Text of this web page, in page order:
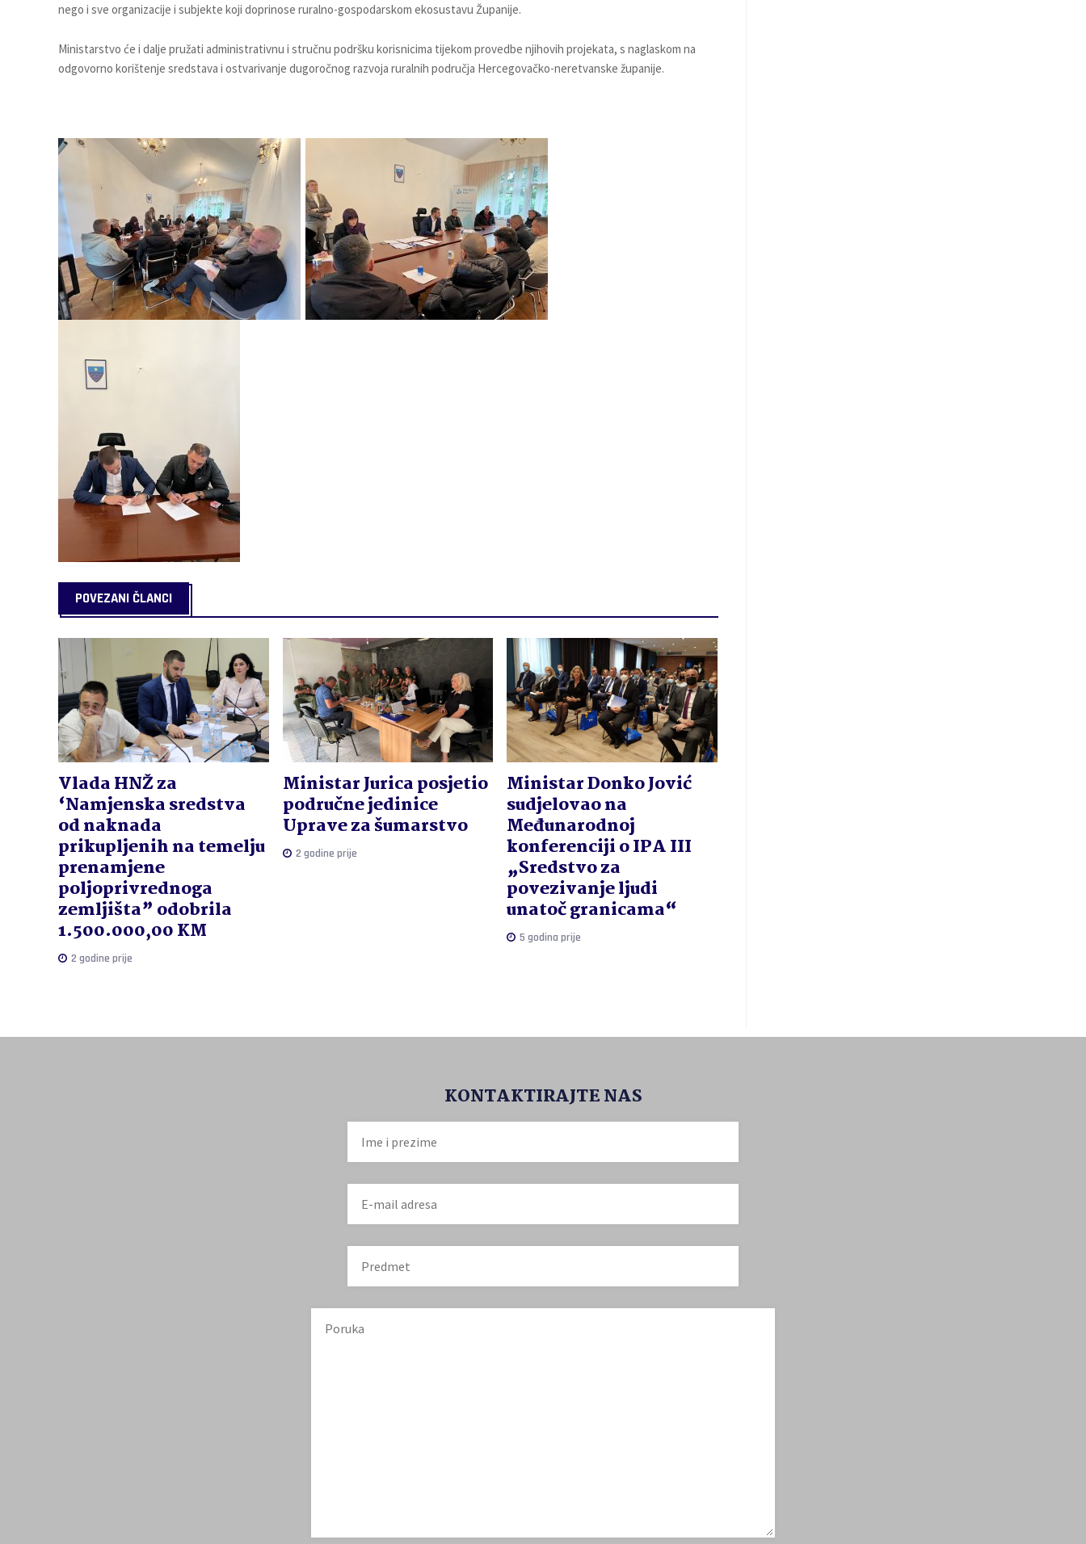
nego i sve organizacije i subjekte koji doprinose ruralno-gospodarskom ekosustavu Županije.
Ministarstvo će i dalje pružati administrativnu i stručnu podršku korisnicima tijekom provedbe njihovih projekata, s naglaskom na
odgovorno korištenje sredstava i ostvarivanje dugoročnog razvoja ruralnih područja Hercegovačko-neretvanske županije.
POVEZANI ČLANCI
Vlada HNŽ za
‘Namjenska sredstva
od naknada
prikupljenih na temelju
prenamjene
poljoprivrednoga
zemljišta” odobrila
1.500.000,00 KM
2 godine prije
Ministar Jurica posjetio
područne jedinice
Uprave za šumarstvo
2 godine prije
Ministar Donko Jović
sudjelovao na
Međunarodnoj
konferenciji o IPA III
„Sredstvo za
povezivanje ljudi
unatoč granicama“
5 godina prije
KONTAKTIRAJTE NAS